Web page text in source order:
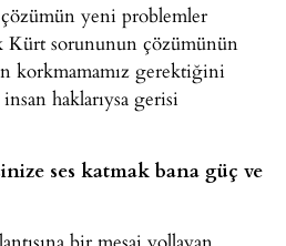
yeni problemler
Kürt sorununun çözümünün
korkmamamız gerektiğini
haklarıysa gerisi
ses katmak bana güç ve